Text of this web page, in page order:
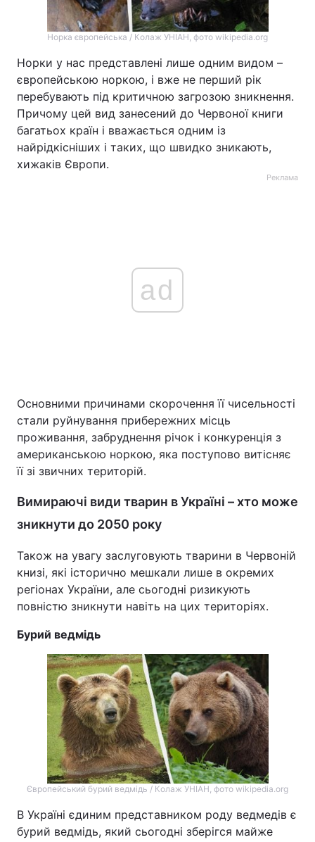
Норка європейська / Колаж УНІАН, фото wikipedia.org
Норки у нас представлені лише одним видом –
європейською норкою, і вже не перший рік
перебувають під критичною загрозою зникнення.
Причому цей вид занесений до Червоної книги
багатьох країн і вважається одним із
найрідкісніших і таких, що швидко зникають,
хижаків Європи.
Реклама
ad
Основними причинами скорочення її чисельності
стали руйнування прибережних місць
проживання, забруднення річок і конкуренція з
американською норкою, яка поступово витісняє
її зі звичних територій.
Вимираючі види тварин в Україні – хто може
зникнути до 2050 року
Також на увагу заслуговують тварини в Червоній
книзі, які історично мешкали лише в окремих
регіонах України, але сьогодні ризикують
повністю зникнути навіть на цих територіях.
Бурий ведмідь
Європейський бурий ведмідь / Колаж УНІАН, фото wikipedia.org
В Україні єдиним представником роду ведмедів є
бурий ведмідь, який сьогодні зберігся майже